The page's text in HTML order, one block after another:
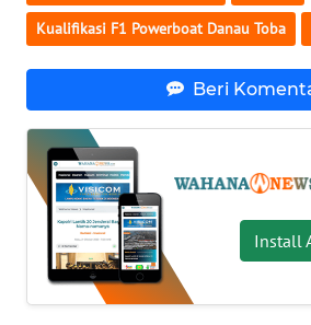
Kualifikasi F1 Powerboat Danau Toba
Beri
Install
WN
KALBAR
KALTENG
WN
KALTARA
WN
KALSEL